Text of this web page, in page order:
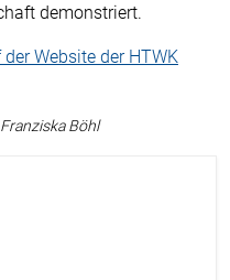
demonstriert.
Website der HTWK
Böhl